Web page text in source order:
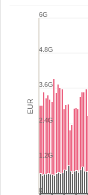
Celkový
Bar chart with 2
View as data
The chart has 1
The chart has 2
EUR
0
1.2G
2.4G
3.6G
4.8G
6G